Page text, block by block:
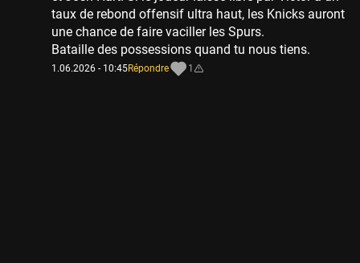
taux de rebond offensif ultra haut, les Knicks auront
une chance de faire vaciller les Spurs.
Bataille des possessions quand tu nous tiens.
1.06.2026 - 10:45Répondre 1